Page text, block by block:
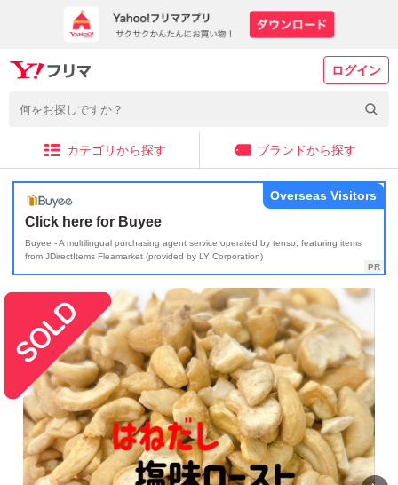
ログイン
カテゴリから探す ブランドから探す
Click here for Buyee
Buyee - A multilingual purchasing agent service operated by tenso, featuring items
from JDirectItems Fleamarket (provided by LY Corporation)
Overseas Visitors